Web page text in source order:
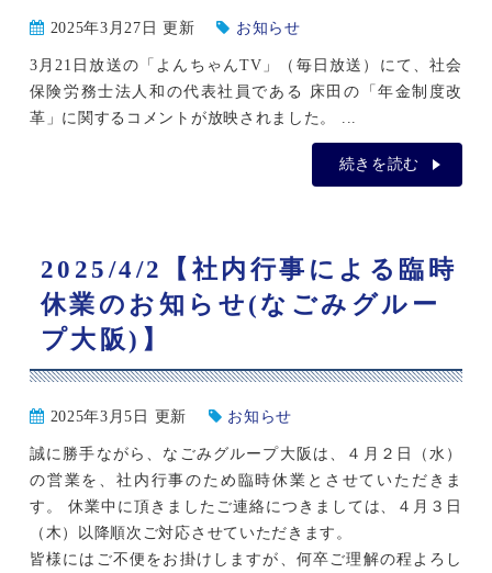
2025年3月27日 更新 お知らせ
3月21日放送の「よんちゃんTV」（毎日放送）にて、社会
保険労務士法人和の代表社員である 床田の「年金制度改
革」に関するコメントが放映されました。 ...
続きを読む
2025/4/2【社内行事による臨時
休業のお知らせ(なごみグルー
プ大阪)】
2025年3月5日 更新 お知らせ
誠に勝手ながら、なごみグループ大阪は、４月２日（水）
の営業を、社内行事のため臨時休業とさせていただきま
す。 休業中に頂きましたご連絡につきましては、４月３日
（木）以降順次ご対応させていただきます。
皆様にはご不便をお掛けしますが、何卒ご理解の程よろし